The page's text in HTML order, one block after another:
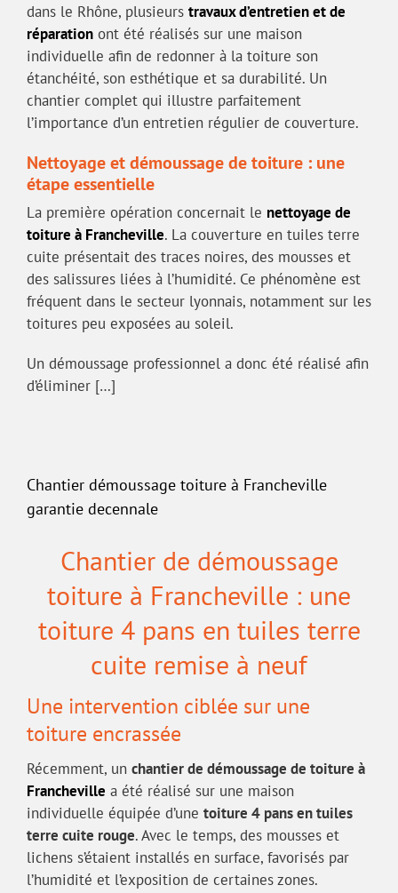
dans le Rhône, plusieurs travaux d’entretien et de
réparation ont été réalisés sur une maison
individuelle afin de redonner à la toiture son
étanchéité, son esthétique et sa durabilité. Un
chantier complet qui illustre parfaitement
l’importance d’un entretien régulier de couverture.
Nettoyage et démoussage de toiture : une
étape essentielle
La première opération concernait le nettoyage de
toiture à Francheville. La couverture en tuiles terre
cuite présentait des traces noires, des mousses et
des salissures liées à l’humidité. Ce phénomène est
fréquent dans le secteur lyonnais, notamment sur les
toitures peu exposées au soleil.
Un démoussage professionnel a donc été réalisé afin
d’éliminer […]
Chantier démoussage toiture à Francheville
garantie decennale
Chantier de démoussage
toiture à Francheville : une
toiture 4 pans en tuiles terre
cuite remise à neuf
Une intervention ciblée sur une
toiture encrassée
Récemment, un chantier de démoussage de toiture à
Francheville a été réalisé sur une maison
individuelle équipée d’une toiture 4 pans en tuiles
terre cuite rouge. Avec le temps, des mousses et
lichens s’étaient installés en surface, favorisés par
l’humidité et l’exposition de certaines zones.